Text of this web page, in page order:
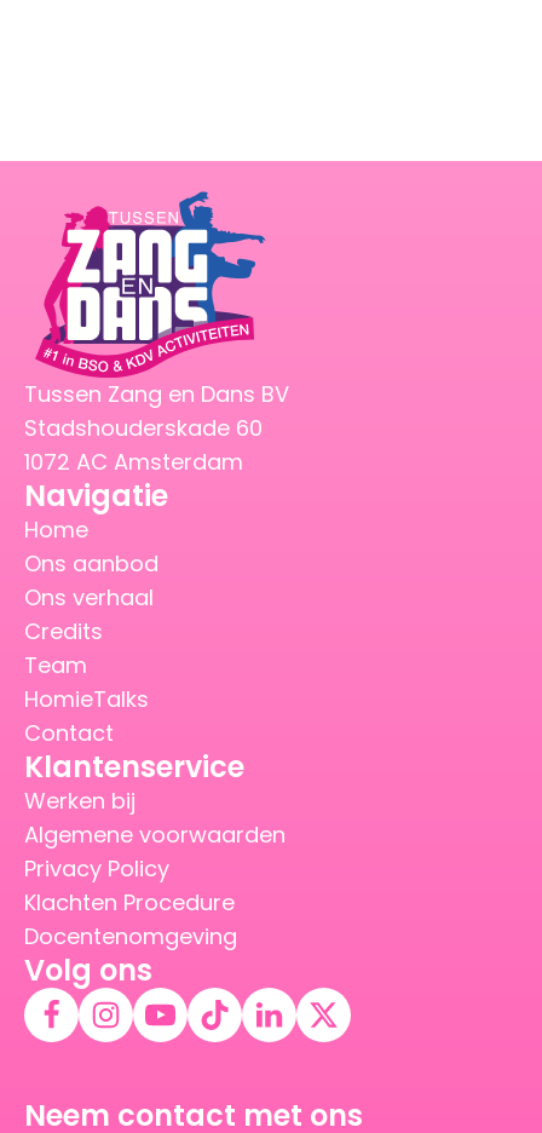
Tussen Zang en Dans BV
Stadshouderskade 60
1072 AC Amsterdam
Navigatie
Home
Ons aanbod
Ons verhaal
Credits
Team
HomieTalks
Contact
Klantenservice
Werken bij
Algemene voorwaarden
Privacy Policy
Klachten Procedure
Docentenomgeving
Volg ons
Neem contact met ons